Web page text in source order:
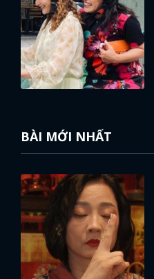
FACEBOOK
BÀI MỚI NHẤT